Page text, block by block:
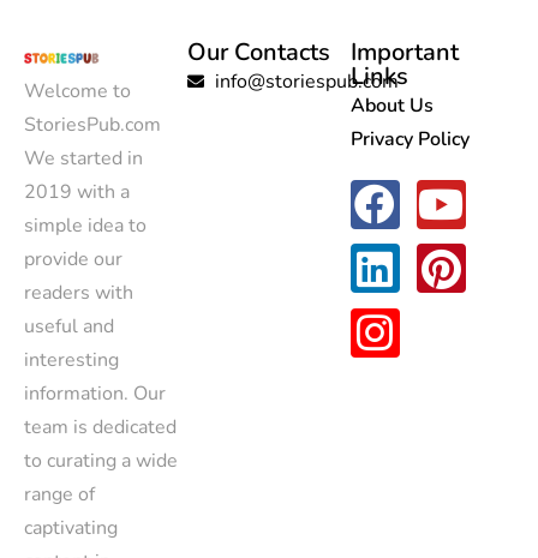
Welcome to
StoriesPub.com
We started in
2019 with a
simple idea to
provide our
readers with
useful and
interesting
information. Our
team is dedicated
to curating a wide
range of
captivating
Our Contacts
info@storiespub.com
Important
Links
About Us
Privacy Policy